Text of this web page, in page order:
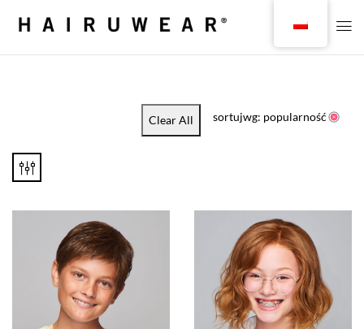
Clear All sortujwg: popularność